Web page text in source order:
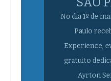
Paulo
Experience,
gratuito
Ayrton